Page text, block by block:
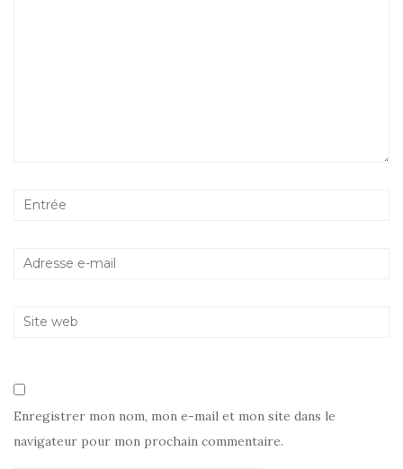
Enregistrer mon nom, mon e-mail et mon site dans le
navigateur pour mon prochain commentaire.